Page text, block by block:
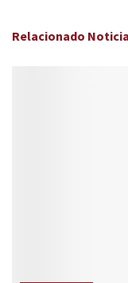
Relacionado